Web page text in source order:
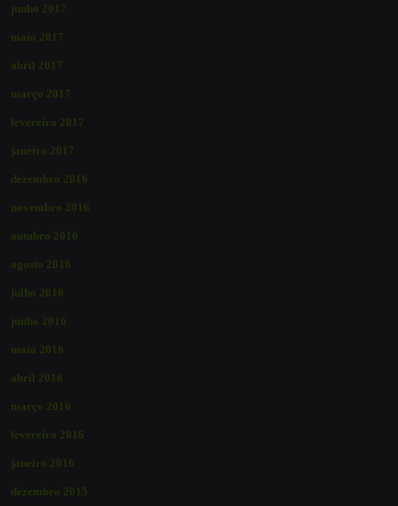
junho 2017
maio 2017
abril 2017
março 2017
fevereiro 2017
janeiro 2017
dezembro 2016
novembro 2016
outubro 2016
agosto 2016
julho 2016
junho 2016
maio 2016
abril 2016
março 2016
fevereiro 2016
janeiro 2016
dezembro 2015